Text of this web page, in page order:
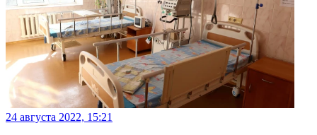
24 августа 2022, 15:21